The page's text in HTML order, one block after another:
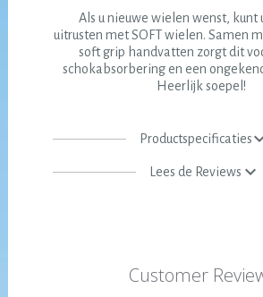
Als u nieuwe wielen wenst, kunt
uitrusten met SOFT wielen. Samen
soft grip handvatten zorgt dit
schokabsorbering en een
Heerlijk soepel!
Productspecificaties
Lees de Reviews
Customer